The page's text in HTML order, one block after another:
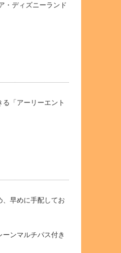
・ディズニーランド
「アーリーエント
早めに手配してお
ンマルチパス付き